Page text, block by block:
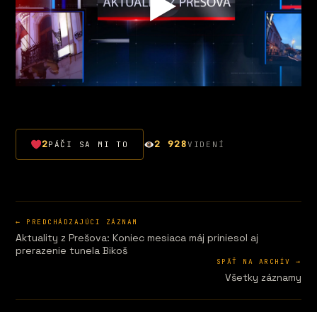
2PÁČI SA MI TO 2 928VIDENÍ
← PREDCHÁDZAJÚCI ZÁZNAM
Aktuality z Prešova: Koniec mesiaca máj priniesol aj
prerazenie tunela Bikoš
SPÄŤ NA ARCHÍV →
Všetky záznamy